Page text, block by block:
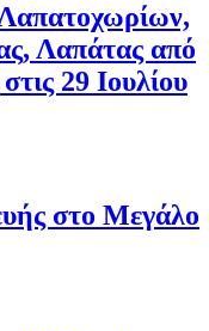
Λαπάτας από
29 Ιουλίου
στο Μεγάλο